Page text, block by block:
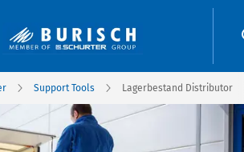
Support Tools Lagerbestand Distributor